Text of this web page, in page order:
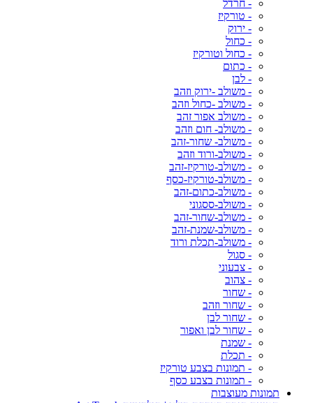
- חרדל
- טורקיז
- ירוק
- כחול
- כחול וטורקיז
- כתום
- לבן
- משולב -ירוק וזהב
- משולב -כחול וזהב
- משולב אפור זהב
- משולב- חום וזהב
- משולב- שחור-זהב
- משולב-ורוד וזהב
- משולב-טורקיז-זהב
- משולב-טורקיז-כסף
- משולב-כתום-זהב
- משולב-ססגוני
- משולב-שחור-זהב
- משולב-שמנת-זהב
- משולב-תכלת ורוד
- סגול
- צבעוני
- צהוב
- שחור
- שחור וזהב
- שחור לבן
- שחור לבן ואפור
- שמנת
- תכלת
- תמונות בצבע טורקיז
- תמונות בצבע כסף
תמונות מעוצבות